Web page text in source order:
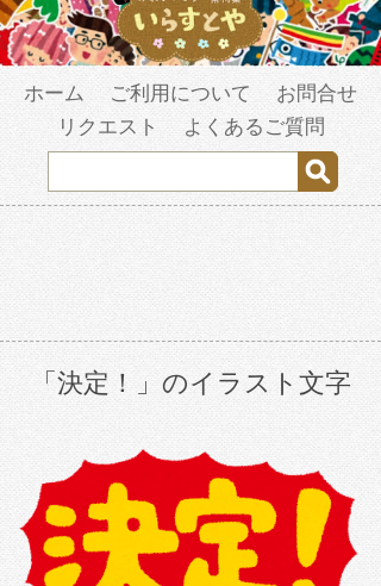
ホーム ご利用について
お問合せ
リクエスト
よくあるご質問
「決定！」のイラスト文字